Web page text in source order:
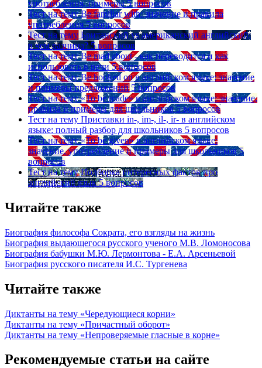
употребления, примеры 5 вопросов
Тест на тему Be familiar with: значение и правила
употребления 5 вопросов
Тест на тему Британский vs американский английский:
в чем разница? 5 вопросов
Тест на тему Be mad about - как переводится и как
использовать в речи 5 вопросов
Тест на тему Be hooked on в английском языке: значение
и примеры предложений 5 вопросов
Тест на тему «To be made» в английском языке: значение,
правила и примеры для школьников 5 вопросов
Тест на тему Приставки in-, im-, il-, ir- в английском
языке: полный разбор для школьников 5 вопросов
Тест на тему «To be given» в английском языке:
значение, употребление и примеры для школьников 5
вопросов
Тест на тему Подборка интересных фактов про
английский язык 5 вопросов
Читайте также
Биография философа Сократа, его взгляды на жизнь
Биография выдающегося русского ученого М.В. Ломоносова
Биография бабушки М.Ю. Лермонтова - Е.А. Арсеньевой
Биография русского писателя И.С. Тургенева
Читайте также
Диктанты на тему «Чередующиеся корни»
Диктанты на тему «Причастный оборот»
Диктанты на тему «Непроверяемые гласные в корне»
Рекомендуемые статьи на сайте